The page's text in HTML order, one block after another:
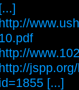
10.pdf
[...]